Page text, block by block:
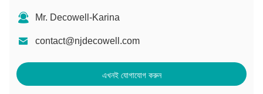
Mr. Decowell-Karina
contact@njdecowell.com
এখনই যোগাযোগ করুন